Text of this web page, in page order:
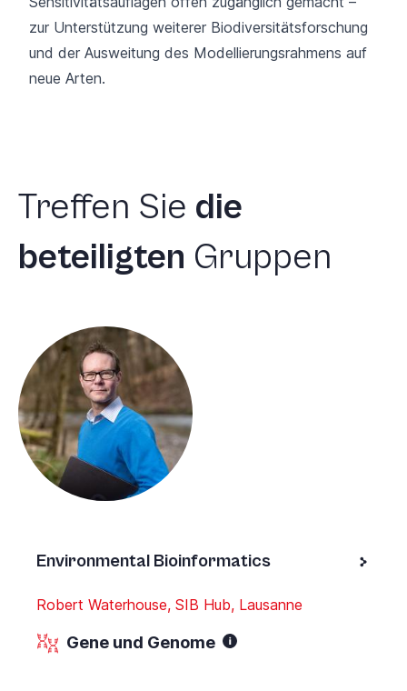
zur Unterstützung weiterer Biodiversitätsforschung
und der Ausweitung des Modellierungsrahmens auf
neue Arten.
Treffen Sie die
beteiligten Gruppen
Environmental Bioinformatics
Robert Waterhouse, SIB Hub, Lausanne
Gene und Genome